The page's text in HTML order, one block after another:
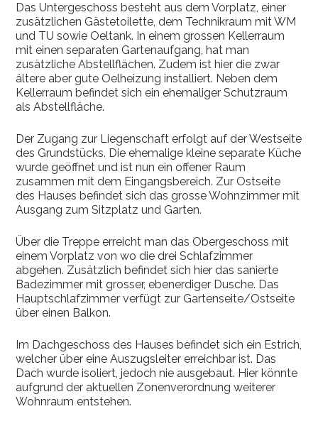
Das Untergeschoss besteht aus dem Vorplatz, einer
zusätzlichen Gästetoilette, dem Technikraum mit WM
und TU sowie Oeltank. In einem grossen Kellerraum
mit einen separaten Gartenaufgang, hat man
zusätzliche Abstellflächen. Zudem ist hier die zwar
ältere aber gute Oelheizung installiert. Neben dem
Kellerraum befindet sich ein ehemaliger Schutzraum
als Abstellfläche.
Der Zugang zur Liegenschaft erfolgt auf der Westseite
des Grundstücks. Die ehemalige kleine separate Küche
wurde geöffnet und ist nun ein offener Raum
zusammen mit dem Eingangsbereich. Zur Ostseite
des Hauses befindet sich das grosse Wohnzimmer mit
Ausgang zum Sitzplatz und Garten.
Über die Treppe erreicht man das Obergeschoss mit
einem Vorplatz von wo die drei Schlafzimmer
abgehen. Zusätzlich befindet sich hier das sanierte
Badezimmer mit grosser, ebenerdiger Dusche. Das
Hauptschlafzimmer verfügt zur Gartenseite/Ostseite
über einen Balkon.
Im Dachgeschoss des Hauses befindet sich ein Estrich,
welcher über eine Auszugsleiter erreichbar ist. Das
Dach wurde isoliert, jedoch nie ausgebaut. Hier könnte
aufgrund der aktuellen Zonenverordnung weiterer
Wohnraum entstehen.